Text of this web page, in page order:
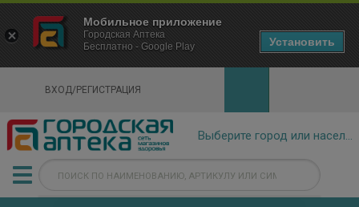
ВХОД/РЕГИСТРАЦИЯ
×
Городская Аптека Маркетплейс
- In Google Play
Мобильное приложение
Городская Аптека
Бесплатно - Google Play
Установить